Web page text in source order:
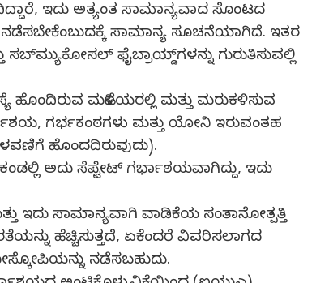
ಇದು ಅತ್ಯಂತ ಸಾಮಾನ್ಯವಾದ ಸೊಂಟದ
ಸಾಮಾನ್ಯ ಸೂಚನೆಯಾಗಿದೆ. ಇತರ
ಫೈಬ್ರಾಯ್ಡ್‌ಗಳನ್ನು ಗುರುತಿಸುವಲ್ಲಿ
ಹೊಂದಿರುವ ಮಹಿಳೆಯರಲ್ಲಿ ಮತ್ತು ಮರುಕಳಿಸುವ
ಗರ್ಭಕಂಠಗಳು ಮತ್ತು ಯೋನಿ ಇರುವಂತಹ
ಹೊಂದದಿರುವುದು).
ಅದು ಸೆಪ್ಟೇಟ್ ಗರ್ಭಾಶಯವಾಗಿದ್ದು, ಇದು
ಇದು ಸಾಮಾನ್ಯವಾಗಿ ವಾಡಿಕೆಯ ಸಂತಾನೋತ್ಪತ್ತಿ
ಹೆಚ್ಚಿಸುತ್ತದೆ, ಏಕೆಂದರೆ ವಿವರಿಸಲಾಗದ
ನಡೆಸಬಹುದು.